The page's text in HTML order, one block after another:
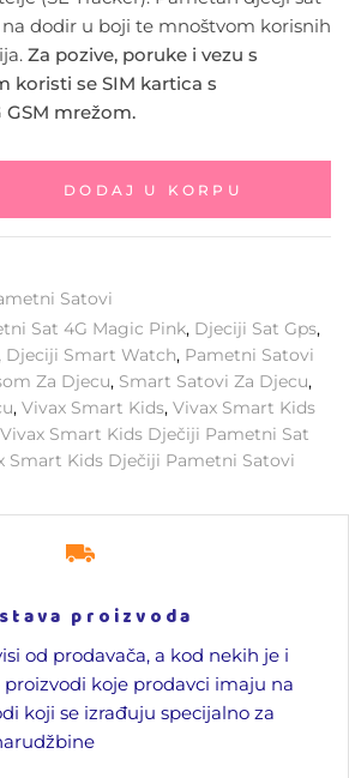
dodir u boji te mnoštvom korisnih
Za pozive, poruke i vezu s
koristi se SIM kartica s
mrežom.
DODAJ U KORPU
Satovi
Sat 4G Magic Pink, Djeciji Sat Gps,
Djeciji Smart Watch, Pametni Satovi
Za Djecu, Smart Satovi Za Djecu,
, Vivax Smart Kids, Vivax Smart Kids
Vivax Smart Kids Dječiji Pametni Sat
Smart Kids Dječiji Pametni Satovi
proizvoda
od prodavača, a kod nekih je i
proizvodi koje prodavci imaju na
koji se izrađuju specijalno za